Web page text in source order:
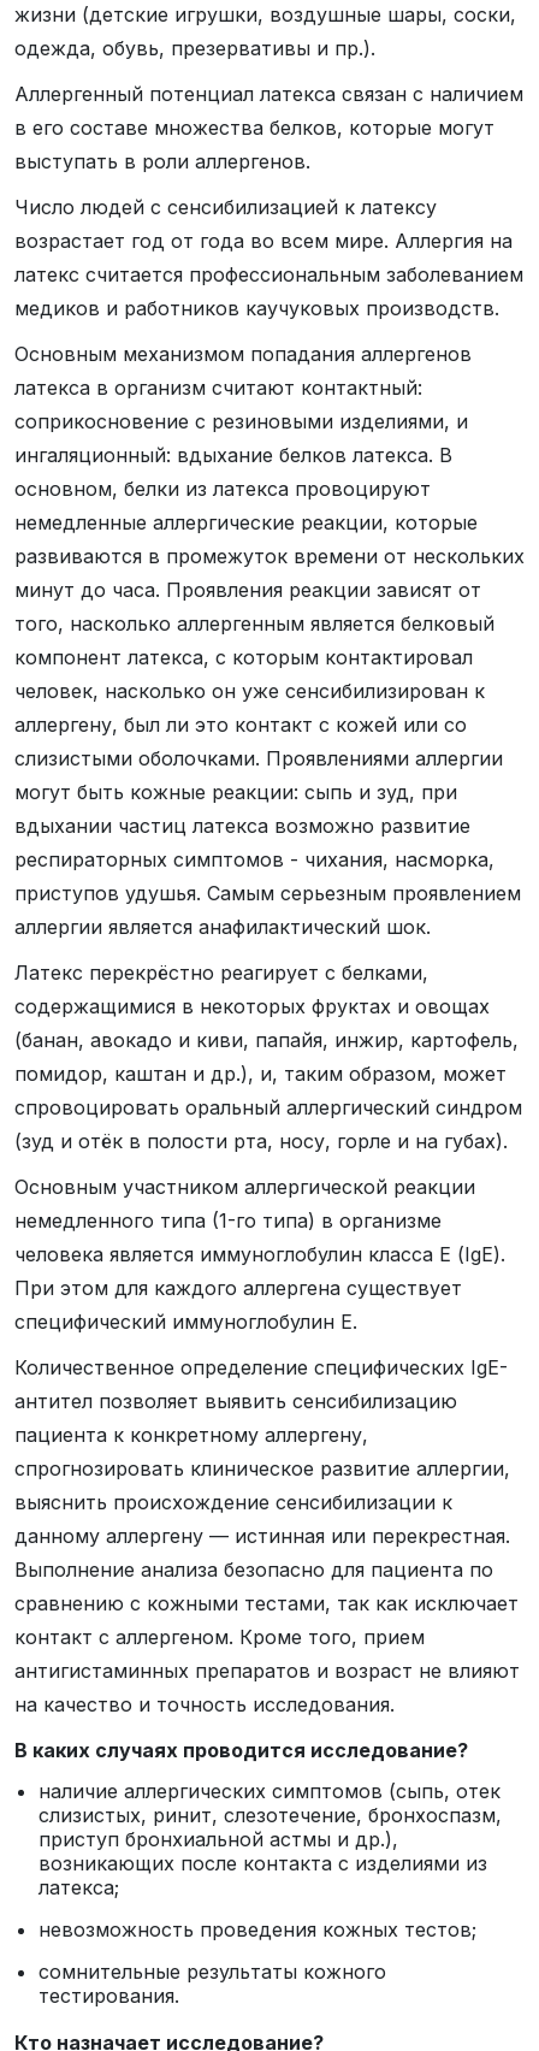
жизни (детские игрушки, воздушные шары, соски,
одежда, обувь, презервативы и пр.).
Аллергенный потенциал латекса связан с наличием
в его составе множества белков, которые могут
выступать в роли аллергенов.
Число людей с сенсибилизацией к латексу
возрастает год от года во всем мире. Аллергия на
латекс считается профессиональным заболеванием
медиков и работников каучуковых производств.
Основным механизмом попадания аллергенов
латекса в организм считают контактный:
соприкосновение с резиновыми изделиями, и
ингаляционный: вдыхание белков латекса. В
основном, белки из латекса провоцируют
немедленные аллергические реакции, которые
развиваются в промежуток времени от нескольких
минут до часа. Проявления реакции зависят от
того, насколько аллергенным является белковый
компонент латекса, с которым контактировал
человек, насколько он уже сенсибилизирован к
аллергену, был ли это контакт с кожей или со
слизистыми оболочками. Проявлениями аллергии
могут быть кожные реакции: сыпь и зуд, при
вдыхании частиц латекса возможно развитие
респираторных симптомов - чихания, насморка,
приступов удушья. Самым серьезным проявлением
аллергии является анафилактический шок.
Латекс перекрёстно реагирует с белками,
содержащимися в некоторых фруктах и овощах
(банан, авокадо и киви, папайя, инжир, картофель,
помидор, каштан и др.), и, таким образом, может
спровоцировать оральный аллергический синдром
(зуд и отёк в полости рта, носу, горле и на губах).
Основным участником аллергической реакции
немедленного типа (1-го типа) в организме
человека является иммуноглобулин класса Е (IgE).
При этом для каждого аллергена существует
специфический иммуноглобулин Е.
Количественное определение специфических IgE-
антител позволяет выявить сенсибилизацию
пациента к конкретному аллергену,
спрогнозировать клиническое развитие аллергии,
выяснить происхождение сенсибилизации к
данному аллергену — истинная или перекрестная.
Выполнение анализа безопасно для пациента по
сравнению с кожными тестами, так как исключает
контакт с аллергеном. Кроме того, прием
антигистаминных препаратов и возраст не влияют
на качество и точность исследования.
В каких случаях проводится исследование?
наличие аллергических симптомов (сыпь, отек
слизистых, ринит, слезотечение, бронхоспазм,
приступ бронхиальной астмы и др.),
возникающих после контакта с изделиями из
латекса;
невозможность проведения кожных тестов;
сомнительные результаты кожного
тестирования.
Кто назначает исследование?